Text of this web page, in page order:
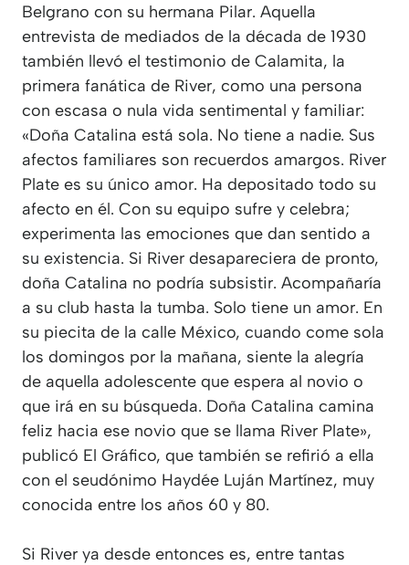
Belgrano con su hermana Pilar. Aquella
entrevista de mediados de la década de 1930
también llevó el testimonio de Calamita, la
primera fanática de River, como una persona
con escasa o nula vida sentimental y familiar:
«Doña Catalina está sola. No tiene a nadie. Sus
afectos familiares son recuerdos amargos. River
Plate es su único amor. Ha depositado todo su
afecto en él. Con su equipo sufre y celebra;
experimenta las emociones que dan sentido a
su existencia. Si River desapareciera de pronto,
doña Catalina no podría subsistir. Acompañaría
a su club hasta la tumba. Solo tiene un amor. En
su piecita de la calle México, cuando come sola
los domingos por la mañana, siente la alegría
de aquella adolescente que espera al novio o
que irá en su búsqueda. Doña Catalina camina
feliz hacia ese novio que se llama River Plate»,
publicó El Gráfico, que también se refirió a ella
con el seudónimo Haydée Luján Martínez, muy
conocida entre los años 60 y 80.
Si River ya desde entonces es, entre tantas